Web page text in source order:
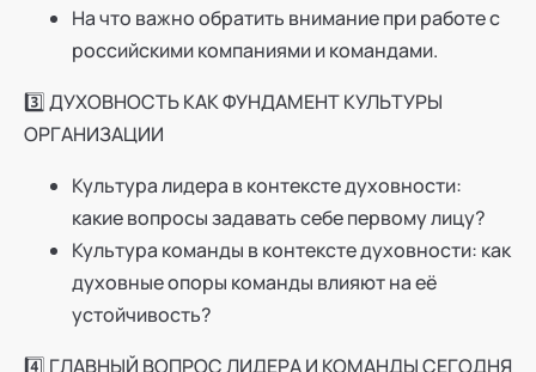
На что важно обратить внимание при работе с
российскими компаниями и командами.
3️⃣ ДУХОВНОСТЬ КАК ФУНДАМЕНТ КУЛЬТУРЫ
ОРГАНИЗАЦИИ
Культура лидера в контексте духовности:
какие вопросы задавать себе первому лицу?
Культура команды в контексте духовности: как
духовные опоры команды влияют на её
устойчивость?
4️⃣ ГЛАВНЫЙ ВОПРОС ЛИДЕРА И КОМАНДЫ СЕГОДНЯ